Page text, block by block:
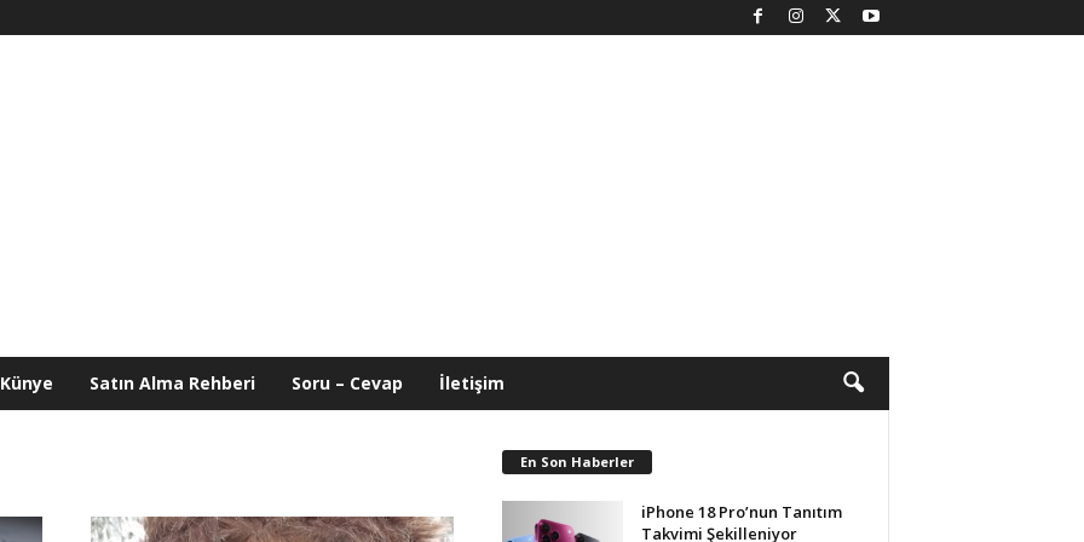
Künye Satın Alma Rehberi Soru – Cevap İletişim
En Son Haberler
iPhone 18 Pro’nun Tanıtım
Takvimi Şekilleniyor